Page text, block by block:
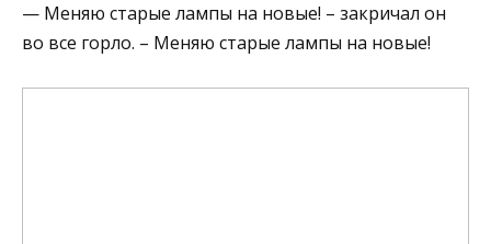
— Меняю старые лампы на новые! – закричал он
во все горло. – Меняю старые лампы на новые!